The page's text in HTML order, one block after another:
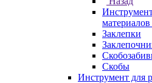
материалов
Заклепки
Скобы
Инструмент для